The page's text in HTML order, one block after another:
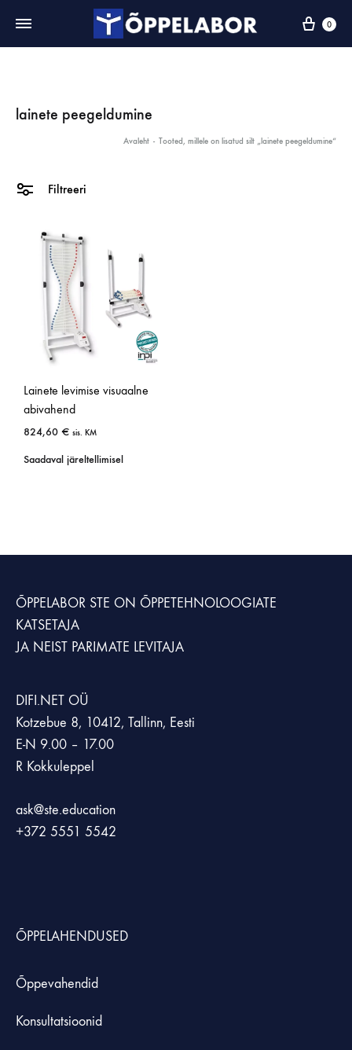
0
lainete peegeldumine
Avaleht - Tooted, millele on lisatud silt „lainete peegeldumine“
Filtreeri
Lainete levimise visuaalne
abivahend
824,60 € sis. KM
Saadaval järeltellimisel
ÕPPELABOR STE ON ÕPPETEHNOLOOGIATE
KATSETAJA
JA NEIST PARIMATE LEVITAJA
DIFI.NET OÜ
Kotzebue 8, 10412, Tallinn, Eesti
E-N 9.00 – 17.00
R Kokkuleppel
ask@ste.education
+372 5551 5542
ÕPPELAHENDUSED
Õppevahendid
Konsultatsioonid